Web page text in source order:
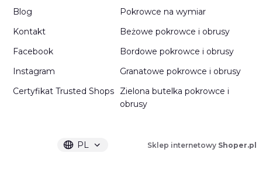
Blog
Kontakt
Facebook
Instagram
Certyfikat Trusted Shops
Pokrowce na wymiar
Beżowe pokrowce i obrusy
Bordowe pokrowce i obrusy
Granatowe pokrowce i obrusy
Zielona butelka pokrowce i
obrusy
Wybrany język:
PL
polski Sklep internetowy Shoper.pl